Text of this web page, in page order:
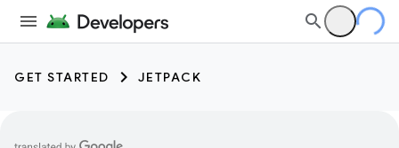
GET STARTED JETPACK